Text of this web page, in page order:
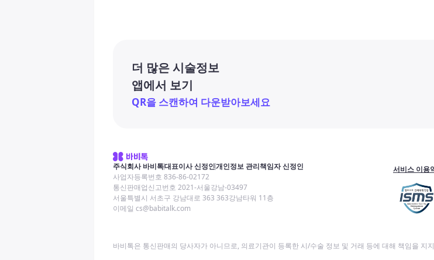
더 많은 시술정보
앱에서 보기
QR을 스캔하여 다운받아보세요
주식회사 바비톡대표이사 신정인개인정보 관리책임자 신정인
사업자등록번호 836-86-02172
통신판매업신고번호 2021-서울강남-03497
서울특별시 서초구 강남대로 363 363강남타워 11층
이메일 cs@babitalk.com
서비스 이용
바비톡은 통신판매의 당사자가 아니므로, 의료기관이 등록한 시/수술 정보 및 거래 등에 대해 책임을 지